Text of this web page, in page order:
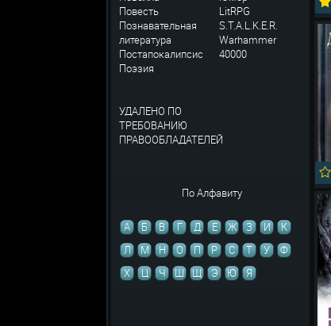
Повесть
Познавательная
литература
Постапокалипсис
Поэзия
УДАЛЕНО ПО
ТРЕБОВАНИЮ
ПРАВООБЛАДАТЕЛЕЙ
LitRPG
S.T.A.L.K.E.R.
Warhammer
40000
По Алфавиту
А Б В Г Д Е Ж З И
К
Л
М Н О П Р С Т У
Ф
Х
Ц Ч Ш Щ Э Ю Я